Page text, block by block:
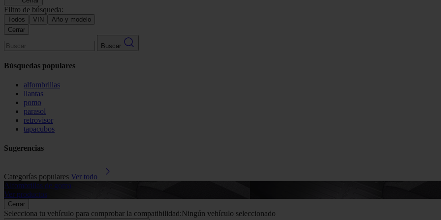
Filtro de búsqueda:
Todos VIN
Año y modelo
Cerrar
Buscar
Búsquedas populares
alfombrillas
llantas
pomo
parasol
retrovisor
tapacubos
Sugerencias
Categorías populares Ver todo
Alfombrillas de goma
Ver productos
Cerrar
Selecciona tu vehículo para comprobar la compatibilidad:Ningún vehículo seleccionado